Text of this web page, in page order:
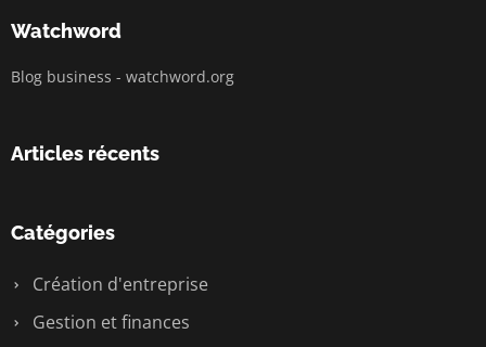
Watchword
Blog business - watchword.org
Articles récents
Catégories
Création d'entreprise
Gestion et finances